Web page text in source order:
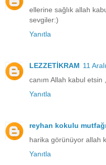
ellerine sağlık allah
sevgiler:)
Yanıtla
LEZZETİKRAM 11
canım Allah kabul etsin
Yanıtla
reyhan kokulu
harika görünüyor allah
Yanıtla